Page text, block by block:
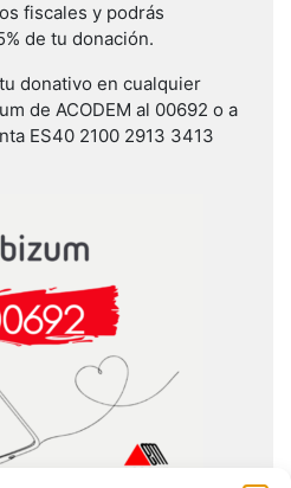
fiscales y podrás
de tu donación.
donativo en cualquier
de ACODEM al 00692 o a
ES40 2100 2913 3413